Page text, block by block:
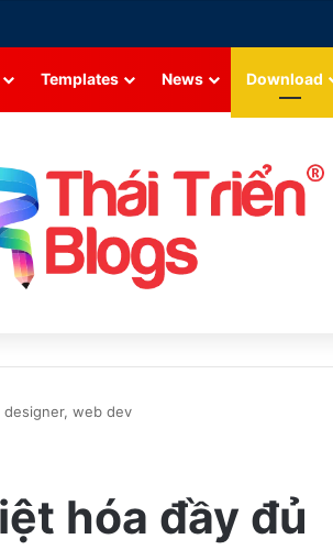
Templates News Download
designer, web dev
hóa đầy đủ